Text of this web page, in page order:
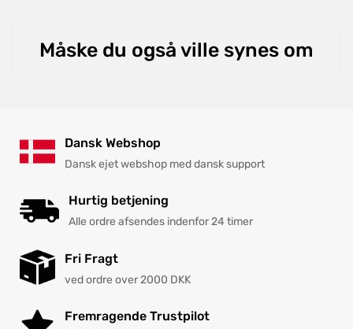
Måske du også ville synes om
Dansk Webshop
Dansk ejet webshop med dansk support
Hurtig betjening
Alle ordre afsendes indenfor 24 timer
Fri Fragt
ved ordre over 2000 DKK
Fremragende Trustpilot